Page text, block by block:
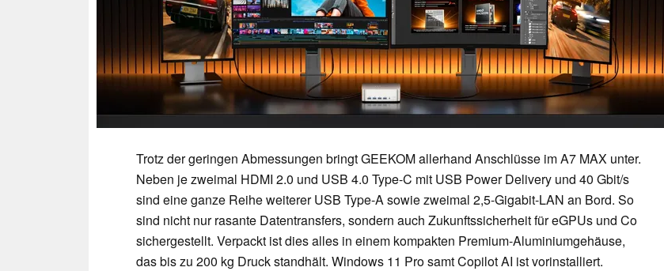
Trotz der geringen Abmessungen bringt GEEKOM allerhand Anschlüsse im A7 MAX unter.
Neben je zweimal HDMI 2.0 und USB 4.0 Type-C mit USB Power Delivery und 40 Gbit/s
sind eine ganze Reihe weiterer USB Type-A sowie zweimal 2,5-Gigabit-LAN an Bord. So
sind nicht nur rasante Datentransfers, sondern auch Zukunftssicherheit für eGPUs und Co
sichergestellt. Verpackt ist dies alles in einem kompakten Premium-Aluminiumgehäuse,
das bis zu 200 kg Druck standhält. Windows 11 Pro samt Copilot AI ist vorinstalliert.